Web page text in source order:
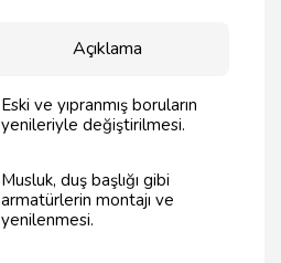
Açıklama
Eski ve yıpranmış boruların
yenileriyle değiştirilmesi.
Musluk, duş başlığı gibi
armatürlerin montajı ve
yenilenmesi.